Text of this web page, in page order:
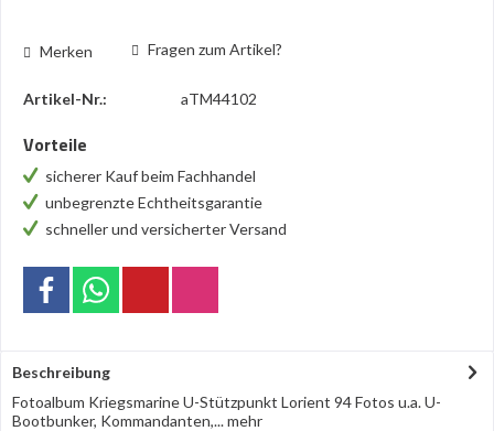
Merken Fragen zum Artikel?
Artikel-Nr.: aTM44102
Vorteile
sicherer Kauf beim Fachhandel
unbegrenzte Echtheitsgarantie
schneller und versicherter Versand
Beschreibung
Fotoalbum Kriegsmarine U-Stützpunkt Lorient 94 Fotos u.a. U-
Bootbunker, Kommandanten,...mehr